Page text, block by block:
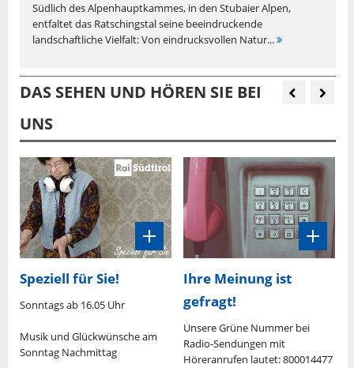
Südlich des Alpenhauptkammes, in den Stubaier Alpen,
entfaltet das Ratschingstal seine beeindruckende
landschaftliche Vielfalt: Von eindrucksvollen Natur...
DAS SEHEN UND HÖREN SIE BEI
UNS
Speziell für Sie!
Sonntags ab 16.05 Uhr
Musik und Glückwünsche am
Sonntag Nachmittag
Ihre Meinung ist
gefragt!
Unsere Grüne Nummer bei
Radio-Sendungen mit
Höreranrufen lautet: 800014477